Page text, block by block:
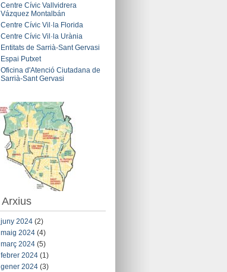
Centre Cívic Vallvidrera
Vázquez Montalbán
Centre Cívic Vil·la Florida
Centre Cívic Vil·la Urània
Entitats de Sarrià-Sant Gervasi
Espai Putxet
Oficina d'Atenció Ciutadana de
Sarrià-Sant Gervasi
Arxius
juny 2024(2)
maig 2024(4)
març 2024(5)
febrer 2024(1)
gener 2024(3)